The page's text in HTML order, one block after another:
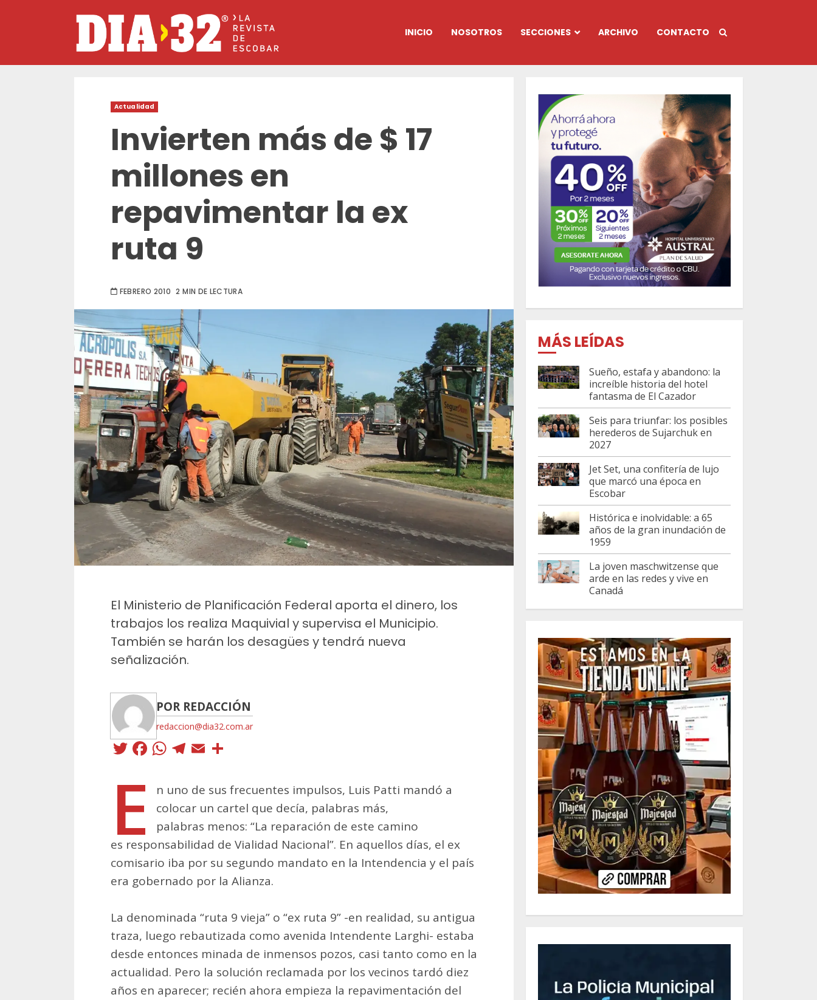
INICIO NOSOTROS SECCIONES ARCHIVO CONTACTO
Actualidad
Invierten más de $ 17
millones en
repavimentar la ex
ruta 9
FEBRERO 2010 2 MIN DE LECTURA
El Ministerio de Planificación Federal aporta el dinero, los
trabajos los realiza Maquivial y supervisa el Municipio.
También se harán los desagües y tendrá nueva
señalización.
POR REDACCIÓN
redaccion@dia32.com.ar
Twitter
Facebook
WhatsApp
Telegram
Email
E
n uno de sus frecuentes impulsos, Luis Patti mandó a
colocar un cartel que decía, palabras más,
palabras menos: “La reparación de este camino
es responsabilidad de Vialidad Nacional”. En aquellos días, el ex
comisario iba por su segundo mandato en la Intendencia y el país
era gobernado por la Alianza.
La denominada “ruta 9 vieja” o “ex ruta 9” -en realidad, su antigua
traza, luego rebautizada como avenida Intendente Larghi- estaba
desde entonces minada de inmensos pozos, casi tanto como en la
actualidad. Pero la solución reclamada por los vecinos tardó diez
años en aparecer; recién ahora empieza la repavimentación del
MÁS LEÍDAS
Sueño, estafa y abandono: la
increíble historia del hotel
fantasma de El Cazador
Seis para triunfar: los posibles
herederos de Sujarchuk en
2027
Jet Set, una confitería de lujo
que marcó una época en
Escobar
Histórica e inolvidable: a 65
años de la gran inundación de
1959
La joven maschwitzense que
arde en las redes y vive en
Canadá